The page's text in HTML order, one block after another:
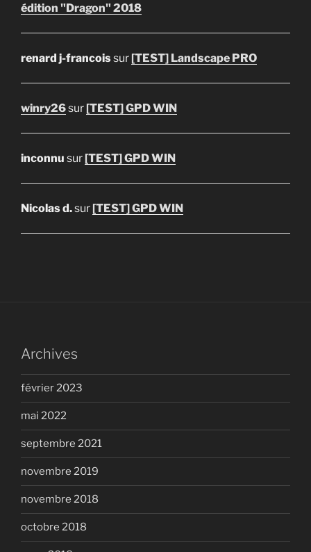
édition "Dragon" 2018
renard j-francoissur[TEST] Landscape PRO
winry26sur[TEST] GPD WIN
inconnu sur[TEST] GPD WIN
Nicolas d.sur[TEST] GPD WIN
Archives
février 2023
mai 2022
septembre 2021
novembre 2019
novembre 2018
octobre 2018